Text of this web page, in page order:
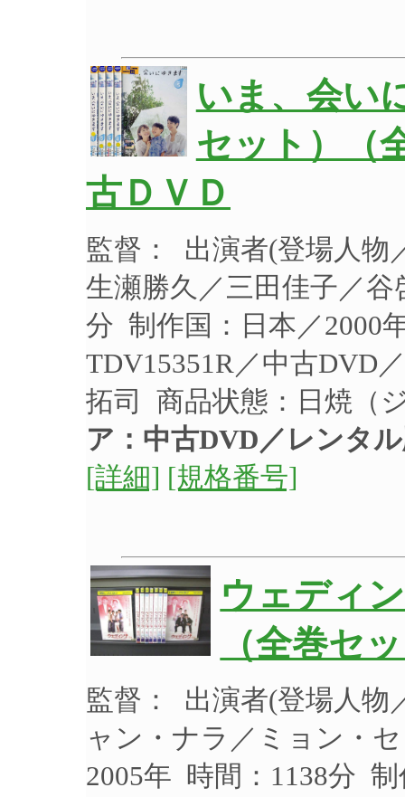
いま、会い
セット）（
古ＤＶＤ
監督： 出演者(登場人物
生瀬勝久／三田佳子／
分 制作国：日本／2000
TDV15351R／中古DVD
拓司 商品状態：日焼（
ア：中古DVD／レンタ
[詳細] [規格番号]
ウェディ
（全巻セ
監督： 出演者(登場人物
ャン・ナラ／ミョン・
2005年 時間：1138分